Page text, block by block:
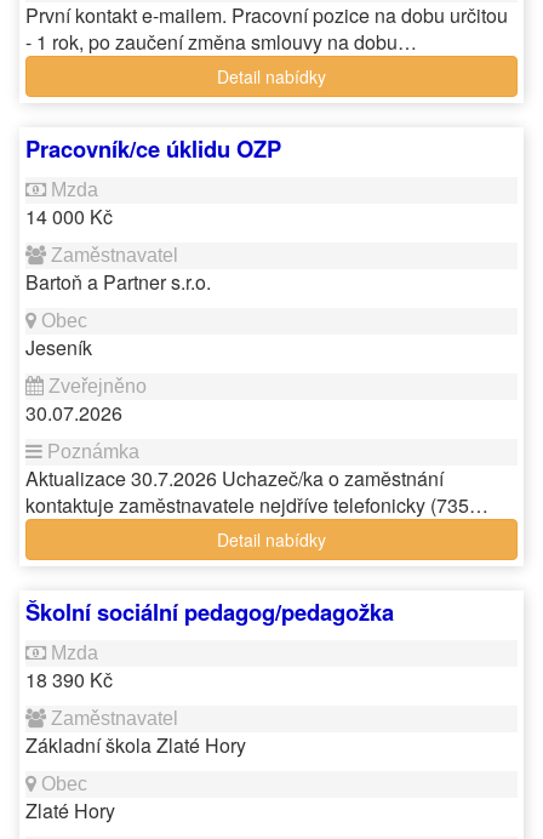
První kontakt e-mailem. Pracovní pozice na dobu určitou
- 1 rok, po zaučení změna smlouvy na dobu…
Detail nabídky
Pracovník/ce úklidu OZP
14 000 Kč
Bartoň a Partner s.r.o.
Jeseník
30.07.2026
Aktualizace 30.7.2026 Uchazeč/ka o zaměstnání
kontaktuje zaměstnavatele nejdříve telefonicky (735…
Detail nabídky
Školní sociální pedagog/pedagožka
18 390 Kč
Základní škola Zlaté Hory
Zlaté Hory